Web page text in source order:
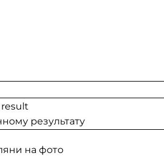
результату
на фото